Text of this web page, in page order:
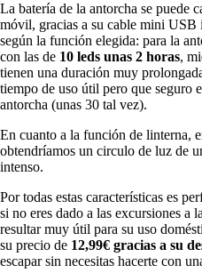
La batería de la antorcha se puede
móvil, gracias a su cable mini
según la función elegida: para la
con las de 10 leds unas 2 horas,
tienen una duración muy
tiempo de uso útil pero que seguro
antorcha (unas 30 tal vez).
En cuanto a la función de linterna,
obtendríamos un circulo de luz de
intenso.
Por todas estas características es
si no eres dado a las excursiones a
resultar muy útil para su uso
su precio de 12,99€ gracias a su
escapar sin necesitas hacerte con